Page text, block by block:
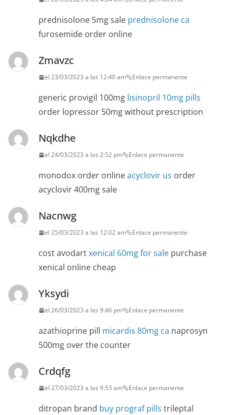
prednisolone 5mg sale prednisolone ca
furosemide order online
Zmavzc
el 23/03/2023 a las 12:40 am Enlace permanente
generic provigil 100mg lisinopril 10mg pills
order lopressor 50mg without prescription
Nqkdhe
el 24/03/2023 a las 2:52 pm Enlace permanente
monodox order onlineacyclovir us order
acyclovir 400mg sale
Nacnwg
el 25/03/2023 a las 12:02 am Enlace permanente
cost avodartxenical 60mg for sale purchase
xenical online cheap
Yksydi
el 26/03/2023 a las 9:46 pm Enlace permanente
azathioprine pill micardis 80mg ca naprosyn
500mg over the counter
Crdqfg
el 27/03/2023 a las 9:53 am Enlace permanente
ditropan brand buy prograf pills trileptal